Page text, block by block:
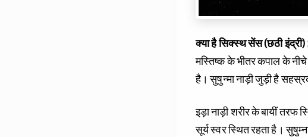
क्या है सिक्स्थ सेंस (छठी इंद्री)
मस्तिष्क के भीतर कपाल के
है। सुषुन्मा नाड़ी जुड़ी है
इड़ा नाड़ी शरीर के बायीं तरफ
सूर्य स्वर स्थित रहता है।